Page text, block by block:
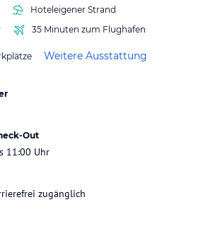
Hoteleigener Strand
35 Minuten zum Flughafen
Weitere Ausstattung
Out
11:00 Uhr
zugänglich